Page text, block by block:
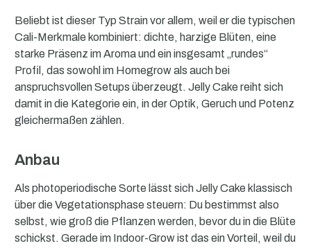
Beliebt ist dieser Typ Strain vor allem, weil er die typischen
Cali-Merkmale kombiniert: dichte, harzige Blüten, eine
starke Präsenz im Aroma und ein insgesamt „rundes“
Profil, das sowohl im Homegrow als auch bei
anspruchsvollen Setups überzeugt. Jelly Cake reiht sich
damit in die Kategorie ein, in der Optik, Geruch und Potenz
gleichermaßen zählen.
Anbau
Als photoperiodische Sorte lässt sich Jelly Cake klassisch
über die Vegetationsphase steuern: Du bestimmst also
selbst, wie groß die Pflanzen werden, bevor du in die Blüte
schickst. Gerade im Indoor-Grow ist das ein Vorteil, weil du